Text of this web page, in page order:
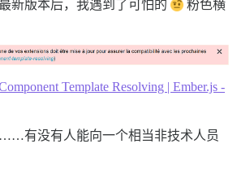
新版本后，我遇到了可怕的
粉色横
Template Resolving | Ember.js -
有没有人能向一个相当非技术人员